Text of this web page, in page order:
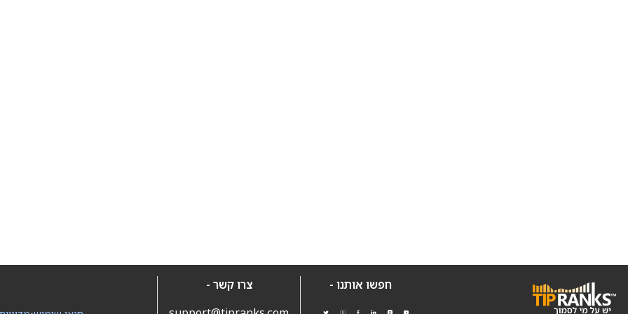
חפשו אותנו -
צרו קשר -